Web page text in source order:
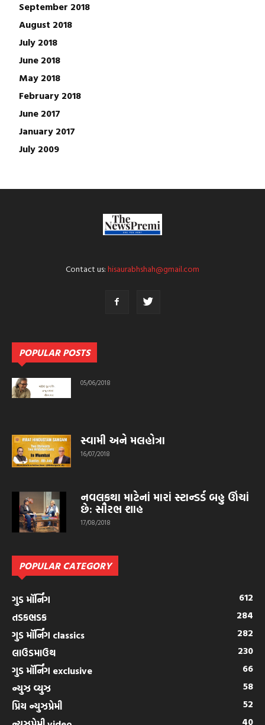
September 2018
August 2018
July 2018
June 2018
May 2018
February 2018
June 2017
January 2017
July 2009
Contact us:hisaurabhshah@gmail.com
POPULAR POSTS
05/06/2018
સ્વામી અને મલહોત્રા
16/07/2018
નવલકથા માટેનાં મારાં સ્ટાન્ડર્ડ બહુ ઊંચાં
છે: સૌરભ શાહ
17/08/2018
POPULAR CATEGORY
ગુડ મૉર્નિંગ
612
તડકભડક
284
ગુડ મૉર્નિંગ classics
282
લાઉડમાઉથ
230
ગુડ મૉર્નિંગ exclusive
66
ન્યુઝ વ્યુઝ
58
પ્રિય ન્યુઝપ્રેમી
52
40